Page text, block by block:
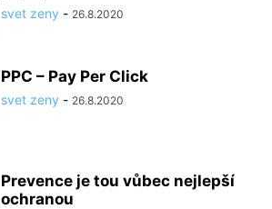
svet zeny - 26.8.2020
PPC – Pay Per Click
svet zeny - 26.8.2020
Prevence je tou vůbec nejlepší
ochranou